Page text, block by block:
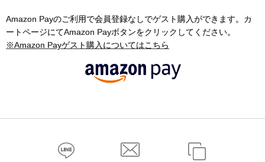
Amazon Payのご利用で会員登録なしでゲスト購入ができます。カ
ートページにてAmazon Payボタンをクリックしてください。
※Amazon Payゲスト購入についてはこちら